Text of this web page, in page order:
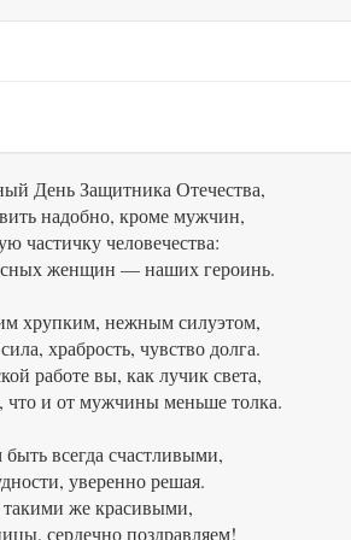
День Защитника Отечества,
надобно, кроме мужчин,
частичку человечества:
женщин — наших героинь.
хрупким, нежным силуэтом,
храбрость, чувство долга.
работе вы, как лучик света,
что и от мужчины меньше толка.
всегда счастливыми,
уверенно решая.
же красивыми,
сердечно поздравляем!